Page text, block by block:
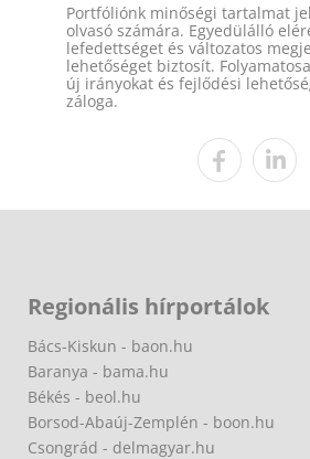
Portfóliónk minőségi tartalmat
olvasó számára. Egyedülálló
lefedettséget és változatos
lehetőséget biztosít.
új irányokat és fejlődési
záloga.
Regionális hírportálok
Bács-Kiskun - baon.hu
Baranya - bama.hu
Békés - beol.hu
Borsod-Abaúj-Zemplén - boon.hu
Csongrád - delmagyar.hu